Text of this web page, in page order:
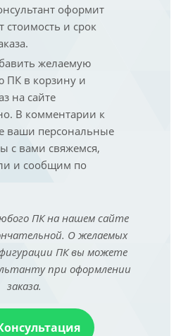
оформит
стоимость и срок
желаемую
ПК в корзину и
на сайте
В комментарии к
ваши персональные
с вами свяжемся,
и сообщим по
ПК на нашем сайте
О желаемых
ПК вы можете
при оформлении
заказа.